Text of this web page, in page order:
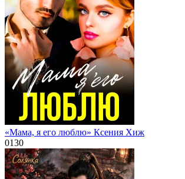
«Мама, я его люблю» Ксения Хиж
0130